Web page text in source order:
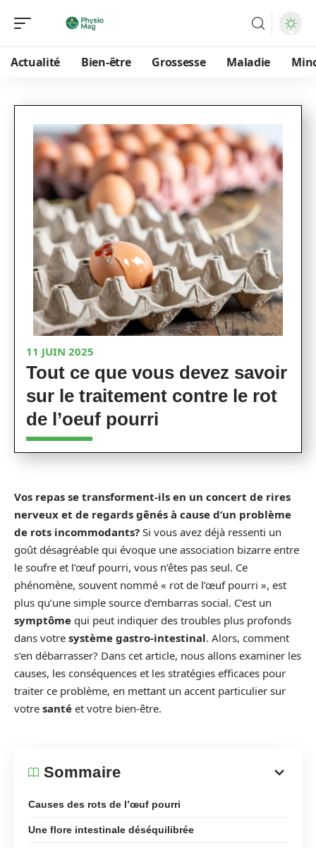
Actualité Bien-être Grossesse Maladie
11 JUIN 2025
Tout ce que vous devez savoir
sur le traitement contre le rot
de l’oeuf pourri
Vos repas se transforment-ils en un concert de rires
nerveux et de regards gênés à cause d’un problème
de rots incommodants? Si vous avez déjà ressenti un
goût désagréable qui évoque une association bizarre entre
le soufre et l’œuf pourri, vous n’êtes pas seul. Ce
phénomène, souvent nommé « rot de l’œuf pourri », est
plus qu’une simple source d’embarras social. C’est un
symptôme qui peut indiquer des troubles plus profonds
dans votre système gastro-intestinal. Alors, comment
s’en débarrasser? Dans cet article, nous allons examiner les
causes, les conséquences et les stratégies efficaces pour
traiter ce problème, en mettant un accent particulier sur
votre santé et votre bien-être.
Sommaire
Causes des rots de l’œuf pourri
Une flore intestinale déséquilibrée